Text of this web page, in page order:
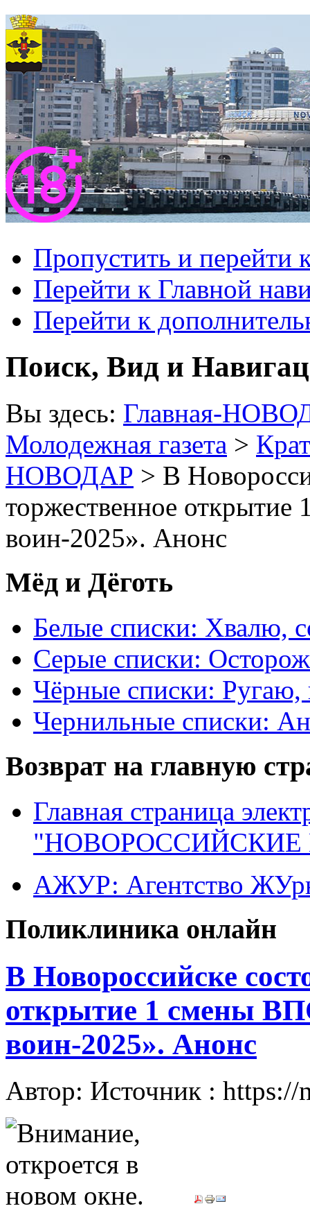
Пропустить и перейти
Перейти к Главной
Перейти к
Поиск, Вид и
Вы здесь: Главная-
Молодежная газета >
НОВОДАР > В
торжественное
воин-2025». Анонс
Мёд и Дёготь
Белые списки: Хвалю,
Серые списки:
Чёрные списки: Ругаю,
Чернильные списки:
Возврат на главную
Главная страница
"НОВОРОССИЙСКИЕ
АЖУР: Агентство
Поликлиника онлайн
В Новороссийске
открытие 1 смены
воин-2025». Анонс
Автор: Источник : https://